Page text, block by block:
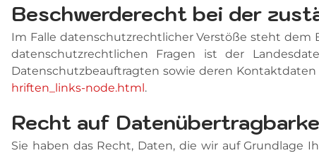
Beschwerderecht bei der
Im Falle datenschutzrechtlicher Verstöße steht
datenschutzrechtlichen Fragen ist der
Datenschutzbeauftragten sowie deren
hriften_links-node.html.
Recht auf
Sie haben das Recht, Daten, die wir auf Grundlage